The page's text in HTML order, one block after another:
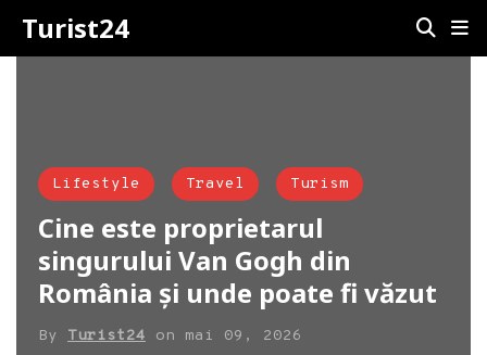
Turist24
Lifestyle Travel Turism
Cine este proprietarul
singurului Van Gogh din
România și unde poate fi văzut
By Turist24 on mai 09, 2026